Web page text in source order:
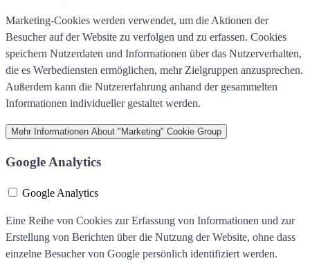
Marketing-Cookies werden verwendet, um die Aktionen der
Besucher auf der Website zu verfolgen und zu erfassen. Cookies
speichern Nutzerdaten und Informationen über das Nutzerverhalten,
die es Werbediensten ermöglichen, mehr Zielgruppen anzusprechen.
Außerdem kann die Nutzererfahrung anhand der gesammelten
Informationen individueller gestaltet werden.
Mehr Informationen About "Marketing" Cookie Group
Google Analytics
Google Analytics
Eine Reihe von Cookies zur Erfassung von Informationen und zur
Erstellung von Berichten über die Nutzung der Website, ohne dass
einzelne Besucher von Google persönlich identifiziert werden.